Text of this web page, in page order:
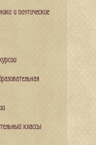
и поэтические
классы